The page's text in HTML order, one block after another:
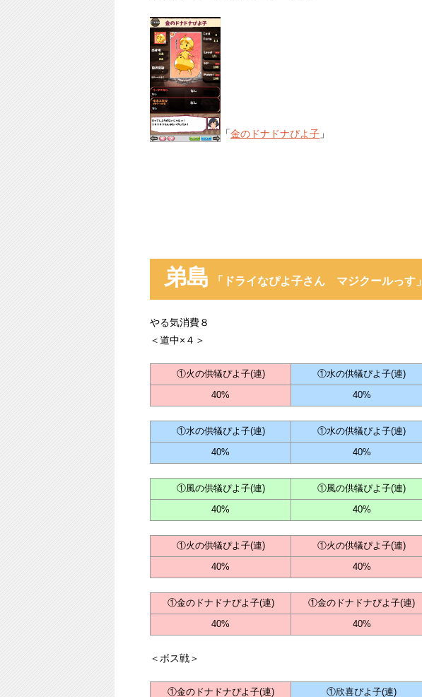
「金のドナドナぴよ子 」
弟島 「ドライなぴよ子さん マジクールっす」
やる気消費８
＜道中×４＞
①火の供犠ぴよ子(連) ①水の供犠ぴよ子(連)
40%
40%
①水の供犠ぴよ子(連) ①水の供犠ぴよ子(連)
40%
40%
①風の供犠ぴよ子(連) ①風の供犠ぴよ子(連)
40%
40%
①火の供犠ぴよ子(連) ①火の供犠ぴよ子(連)
40%
40%
①金のドナドナぴよ子(連) ①金のドナドナぴよ子(連)
40%
40%
＜ボス戦＞
①金のドナドナぴよ子(連) ①欣喜ぴよ子(連)